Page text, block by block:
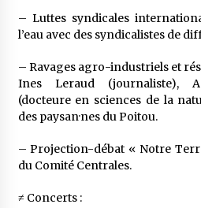
– Luttes syndicales
l’eau avec des syndicalistes de
– Ravages agro-industriels et
Ines Leraud (journaliste),
(docteure en sciences de la
des paysan·nes du Poitou.
– Projection-débat « Notre
du Comité Centrales.
≠ Concerts :